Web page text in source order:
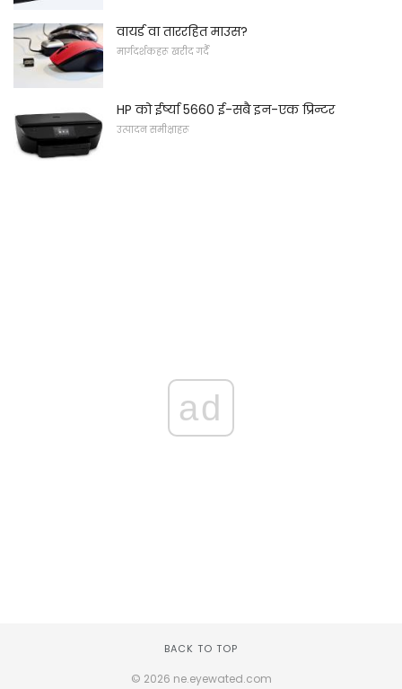
वायर्ड वा ताररहित माउस?
मार्गदर्शकहरू खरीद गर्दै
HP को ईर्ष्या 5660 ई-सबै इन-एक प्रिन्टर
उत्पादन समीक्षाहरू
ad
BACK TO TOP
© 2026 ne.eyewated.com